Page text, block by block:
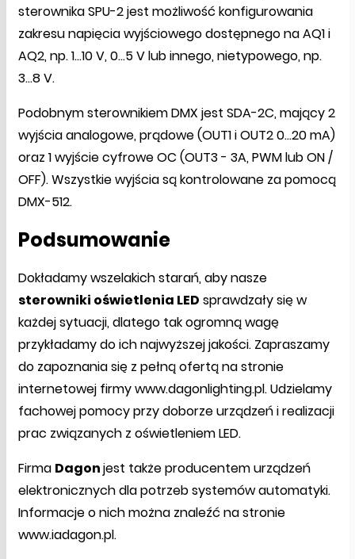
sterownika SPU-2 jest możliwość konfigurowania
zakresu napięcia wyjściowego dostępnego na AQ1 i
AQ2, np. 1...10 V, 0...5 V lub innego, nietypowego, np.
3...8 V.
Podobnym sterownikiem DMX jest SDA-2C, mający 2
wyjścia analogowe, prądowe (OUT1 i OUT2 0...20 mA)
oraz 1 wyjście cyfrowe OC (OUT3 - 3A, PWM lub ON /
OFF). Wszystkie wyjścia są kontrolowane za pomocą
DMX-512.
Podsumowanie
Dokładamy wszelakich starań, aby nasze
sterowniki oświetlenia LED sprawdzały się w
każdej sytuacji, dlatego tak ogromną wagę
przykładamy do ich najwyższej jakości. Zapraszamy
do zapoznania się z pełną ofertą na stronie
internetowej firmy www.dagonlighting.pl. Udzielamy
fachowej pomocy przy doborze urządzeń i realizacji
prac związanych z oświetleniem LED.
Firma Dagonjest także producentem urządzeń
elektronicznych dla potrzeb systemów automatyki.
Informacje o nich można znaleźć na stronie
www.iadagon.pl.